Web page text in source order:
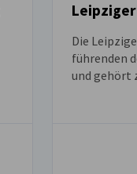
Die
führenden
und gehört